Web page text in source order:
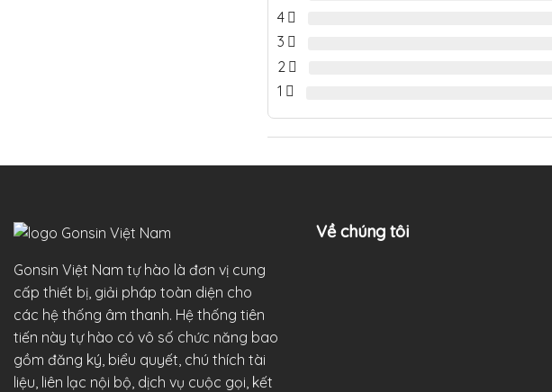
4
3
2
1
Gonsin Việt Nam tự hào là đơn vị cung
cấp thiết bị, giải pháp toàn diện cho
các hệ thống âm thanh. Hệ thống tiên
tiến này tự hào có vô số chức năng bao
gồm đăng ký, biểu quyết, chú thích tài
liệu, liên lạc nội bộ, dịch vụ cuộc gọi, kết
Về chúng tôi